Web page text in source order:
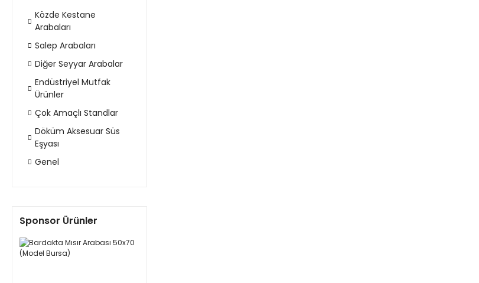
Közde Kestane
Arabaları
Salep Arabaları
Diğer Seyyar Arabalar
Endüstriyel Mutfak
Ürünler
Çok Amaçlı Standlar
Döküm Aksesuar Süs
Eşyası
Genel
Sponsor Ürünler